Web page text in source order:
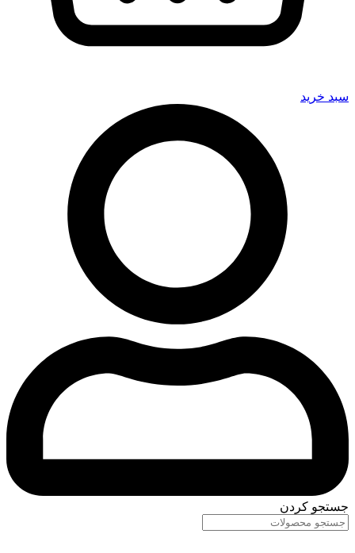
سبد خرید
جستجو کردن